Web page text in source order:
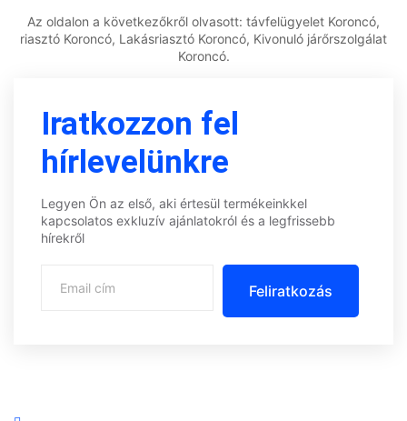
Az oldalon a következőkről olvasott: távfelügyelet Koroncó,
riasztó Koroncó, Lakásriasztó Koroncó, Kivonuló járőrszolgálat
Koroncó.
Iratkozzon fel
hírlevelünkre
Legyen Ön az első, aki értesül termékeinkkel
kapcsolatos exkluzív ajánlatokról és a legfrissebb
hírekről
Feliratkozás